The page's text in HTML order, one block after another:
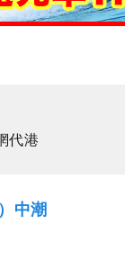
代港
中潮